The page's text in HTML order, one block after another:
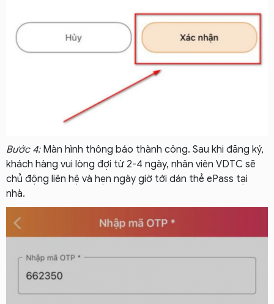
Bước 4:Màn hình thông báo thành công. Sau khi đăng ký,
khách hàng vui lòng đợi từ 2-4 ngày, nhân viên VDTC sẽ
chủ động liên hệ và hẹn ngày giờ tới dán thẻ ePass tại
nhà.